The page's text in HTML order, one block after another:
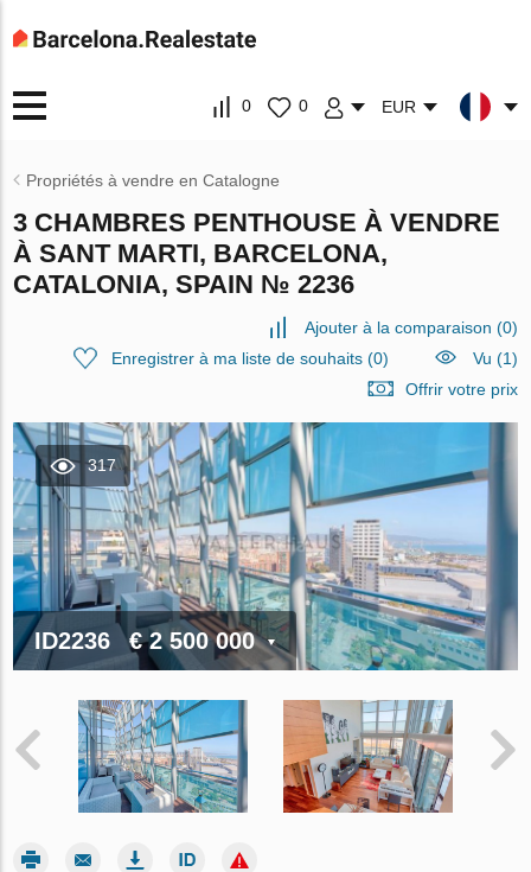
0 0 EUR
Propriétés à vendre en Catalogne
3 CHAMBRES PENTHOUSE À VENDRE
À SANT MARTI, BARCELONA,
CATALONIA, SPAIN № 2236
Ajouter à la comparaison (0)
Enregistrer à ma liste de souhaits(0)
Vu (1)
Offrir votre prix
317
ID2236 € 2 500 000